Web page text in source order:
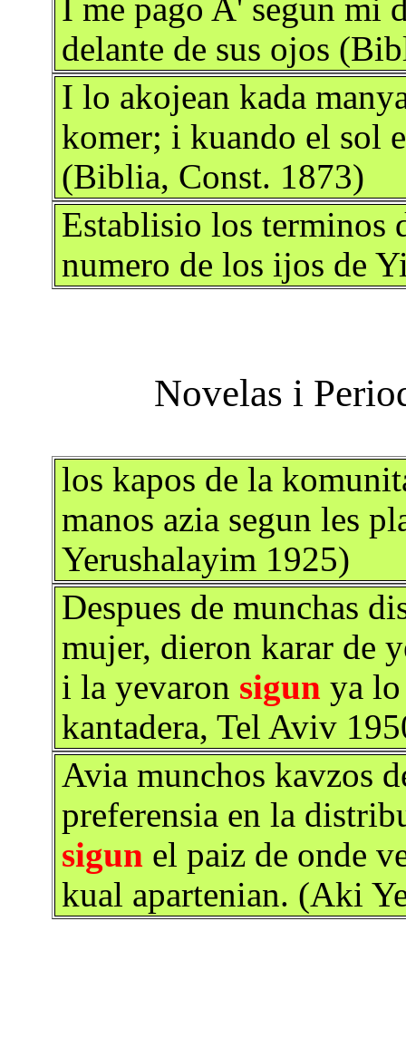
I me pago A' segun mi
delante de sus ojos
I lo akojean kada
komer; i kuando el sol
(Biblia, Const. 1873)
Establisio los terminos
numero de los ijos de
los kapos de la
manos azia segun les
Yerushalayim 1925)
Despues de munchas
mujer, dieron karar de
i la yevaron sigun ya
kantadera, Tel Aviv
Avia munchos kavzos
preferensia en la
sigun el paiz de onde
kual apartenian. (Aki